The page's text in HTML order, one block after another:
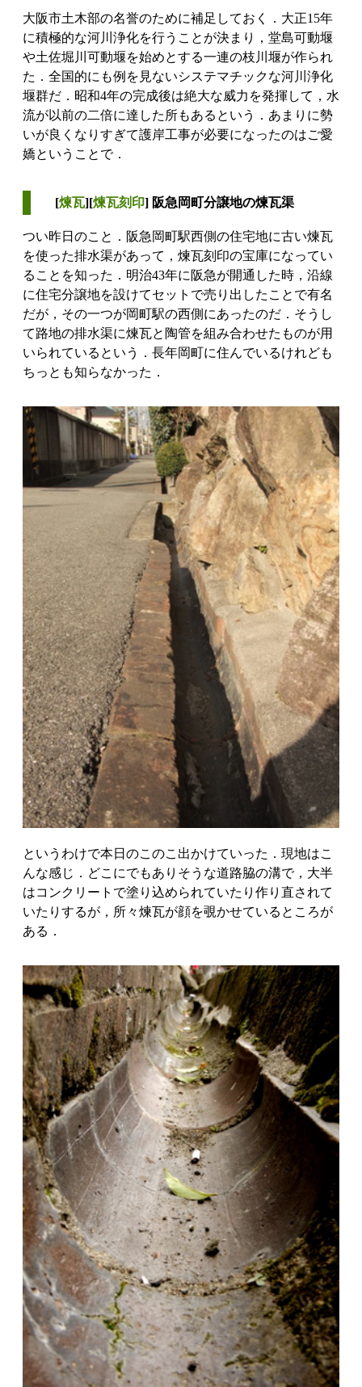
大阪市土木部の名誉のために補足しておく．大正15年
に積極的な河川浄化を行うことが決まり，堂島可動堰
や土佐堀川可動堰を始めとする一連の枝川堰が作られ
た．全国的にも例を見ないシステマチックな河川浄化
堰群だ．昭和4年の完成後は絶大な威力を発揮して，水
流が以前の二倍に達した所もあるという．あまりに勢
いが良くなりすぎて護岸工事が必要になったのはご愛
嬌ということで．
[煉瓦][煉瓦刻印] 阪急岡町分譲地の煉瓦渠
つい昨日のこと．阪急岡町駅西側の住宅地に古い煉瓦
を使った排水渠があって，煉瓦刻印の宝庫になってい
ることを知った．明治43年に阪急が開通した時，沿線
に住宅分譲地を設けてセットで売り出したことで有名
だが，その一つが岡町駅の西側にあったのだ．そうし
て路地の排水渠に煉瓦と陶管を組み合わせたものが用
いられているという．長年岡町に住んでいるけれども
ちっとも知らなかった．
というわけで本日のこのこ出かけていった．現地はこ
んな感じ．どこにでもありそうな道路脇の溝で，大半
はコンクリートで塗り込められていたり作り直されて
いたりするが，所々煉瓦が顔を覗かせているところが
ある．